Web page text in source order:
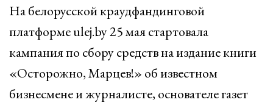
На белорусской краудфандинговой
платформе ulej.by 25 мая стартовала
кампания по сбору средств на издание книги
«Осторожно, Марцев!» об известном
бизнесмене и журналисте, основателе газет